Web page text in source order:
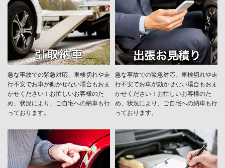
急な事故での緊急対応、車検切れや走
行不安でお車が動かせない場合もおま
かせください！お忙しいお客様のた
め、状況により、ご自宅への納⾞も⾏
っております。
急な事故での緊急対応、車検切れや走
行不安でお車が動かせない場合もおま
かせください！お忙しいお客様のた
め、状況により、ご自宅への納⾞も⾏
っております。